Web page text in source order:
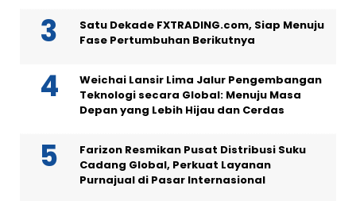
Satu Dekade FXTRADING.com, Siap Menuju
Fase Pertumbuhan Berikutnya
Weichai Lansir Lima Jalur Pengembangan
Teknologi secara Global: Menuju Masa
Depan yang Lebih Hijau dan Cerdas
Farizon Resmikan Pusat Distribusi Suku
Cadang Global, Perkuat Layanan
Purnajual di Pasar Internasional